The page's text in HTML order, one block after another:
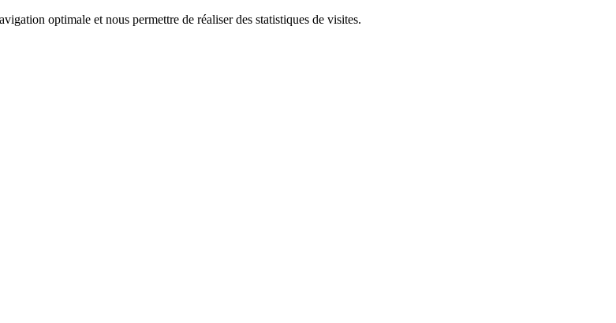
optimale et nous permettre de réaliser des statistiques de visites.